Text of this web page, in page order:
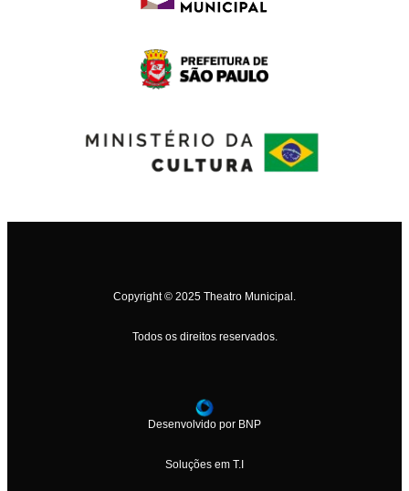
Copyright © 2025 Theatro Municipal.
Todos os direitos reservados.
Desenvolvido por BNP
Soluções em T.I